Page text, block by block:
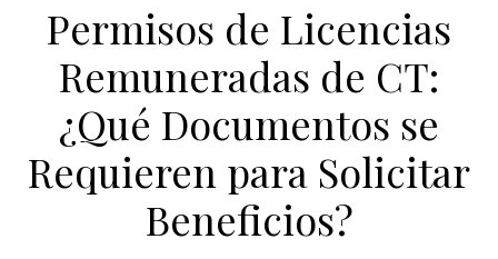
Permisos de Licencias
Remuneradas de CT:
¿Qué Documentos se
Requieren para Solicitar
Beneficios?